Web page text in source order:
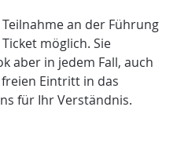
Teilnahme an der Führung
möglich. Sie
aber in jedem Fall, auch
Eintritt in das
für Ihr Verständnis.